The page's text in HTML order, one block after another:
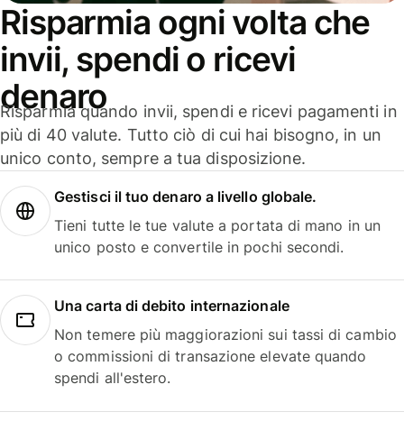
Risparmia ogni volta che
invii, spendi o ricevi
denaro
Risparmia quando invii, spendi e ricevi pagamenti in
più di 40 valute. Tutto ciò di cui hai bisogno, in un
unico conto, sempre a tua disposizione.
Gestisci il tuo denaro a livello globale.
Tieni tutte le tue valute a portata di mano in un
unico posto e convertile in pochi secondi.
Una carta di debito internazionale
Non temere più maggiorazioni sui tassi di cambio
o commissioni di transazione elevate quando
spendi all'estero.